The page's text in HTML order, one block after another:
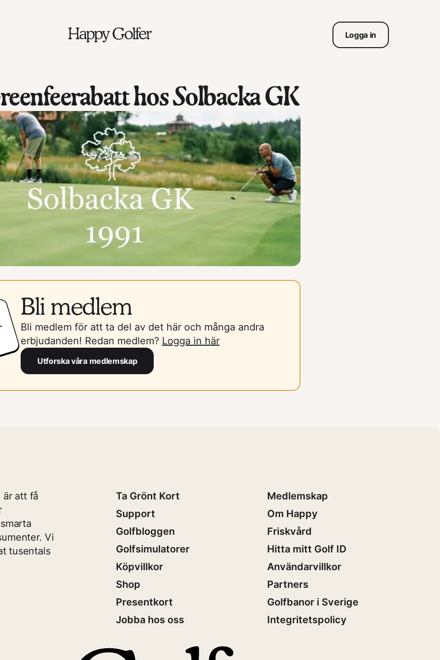
Logga in
hos Solbacka GK
Bli medlem
Bli medlem för att ta del av det här och många andra
erbjudanden! Redan medlem? Logga in här
Utforska våra medlemskap
är att få
Vi
tusentals
Ta Grönt Kort
Medlemskap
Support
Om Happy
Golfbloggen
Friskvård
Golfsimulatorer
Hitta mitt Golf ID
Köpvillkor
Användarvillkor
Shop
Partners
Presentkort
Golfbanor i Sverige
Jobba hos oss
Integritetspolicy